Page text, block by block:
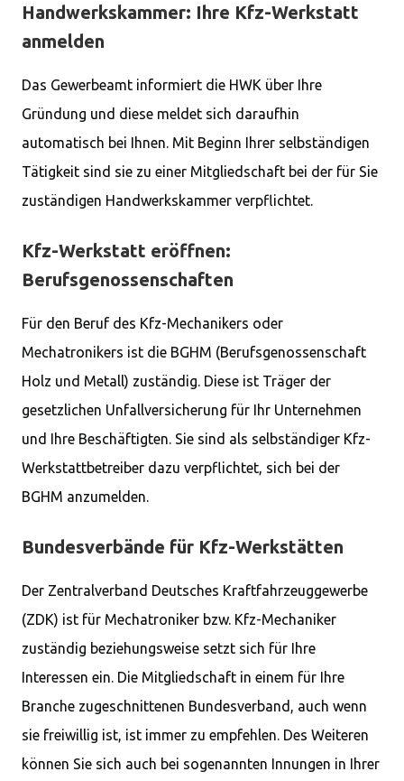
Handwerkskammer: Ihre Kfz-Werkstatt
anmelden
Das Gewerbeamt informiert die HWK über Ihre
Gründung und diese meldet sich daraufhin
automatisch bei Ihnen. Mit Beginn Ihrer selbständigen
Tätigkeit sind sie zu einer Mitgliedschaft bei der für Sie
zuständigen Handwerkskammer verpflichtet.
Kfz-Werkstatt eröffnen:
Berufsgenossenschaften
Für den Beruf des Kfz-Mechanikers oder
Mechatronikers ist die BGHM (Berufsgenossenschaft
Holz und Metall) zuständig. Diese ist Träger der
gesetzlichen Unfallversicherung für Ihr Unternehmen
und Ihre Beschäftigten. Sie sind als selbständiger Kfz-
Werkstattbetreiber dazu verpflichtet, sich bei der
BGHM anzumelden.
Bundesverbände für Kfz-Werkstätten
Der Zentralverband Deutsches Kraftfahrzeuggewerbe
(ZDK) ist für Mechatroniker bzw. Kfz-Mechaniker
zuständig beziehungsweise setzt sich für Ihre
Interessen ein. Die Mitgliedschaft in einem für Ihre
Branche zugeschnittenen Bundesverband, auch wenn
sie freiwillig ist, ist immer zu empfehlen. Des Weiteren
können Sie sich auch bei sogenannten Innungen in Ihrer